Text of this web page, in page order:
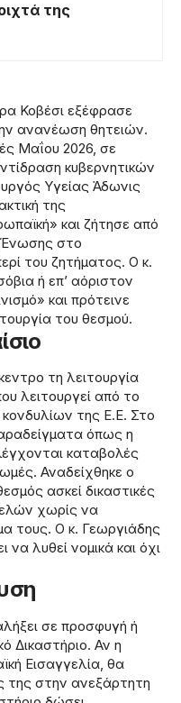
της
Κοβέσι εξέφρασε
ανανέωση θητειών.
Μαΐου 2026, σε
κυβερνητικών
Υγείας Άδωνις
της
και ζήτησε από
Ένωσης στο
του ζητήματος. Ο κ.
ή επ’ αόριστον
και πρότεινε
του θεσμού.
τη λειτουργία
λειτουργεί από το
κονδυλίων της Ε.Ε. Στο
όπως η
καταβολές
Αναδείχθηκε ο
ασκεί δικαστικές
χωρίς να
τους. Ο κ. Γεωργιάδης
να λυθεί νομικά και όχι
σε προσφυγή ή
Δικαστήριο. Αν η
Εισαγγελία, θα
της στην ανεξάρτητη